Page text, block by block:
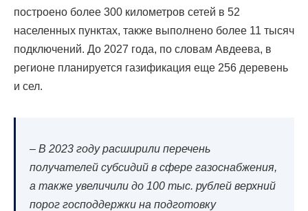
построено более 300 километров сетей в 52
населенных пунктах, также выполнено более 11 тысяч
подключений. До 2027 года, по словам Авдеева, в
регионе планируется газификация еще 256 деревень
и сел.
– В 2023 году расширили перечень
получателей субсидий в сфере газоснабжения,
а также увеличили до 100 тыс. рублей верхний
порог господдержки на подготовку